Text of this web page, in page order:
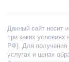
Данный сайт носит
при каких условиях
РФ). Для получения
услугах и ценах